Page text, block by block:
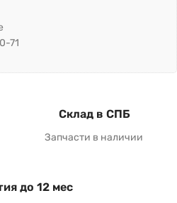
71
Склад в СПБ
Запчасти в наличии
до 12 мес